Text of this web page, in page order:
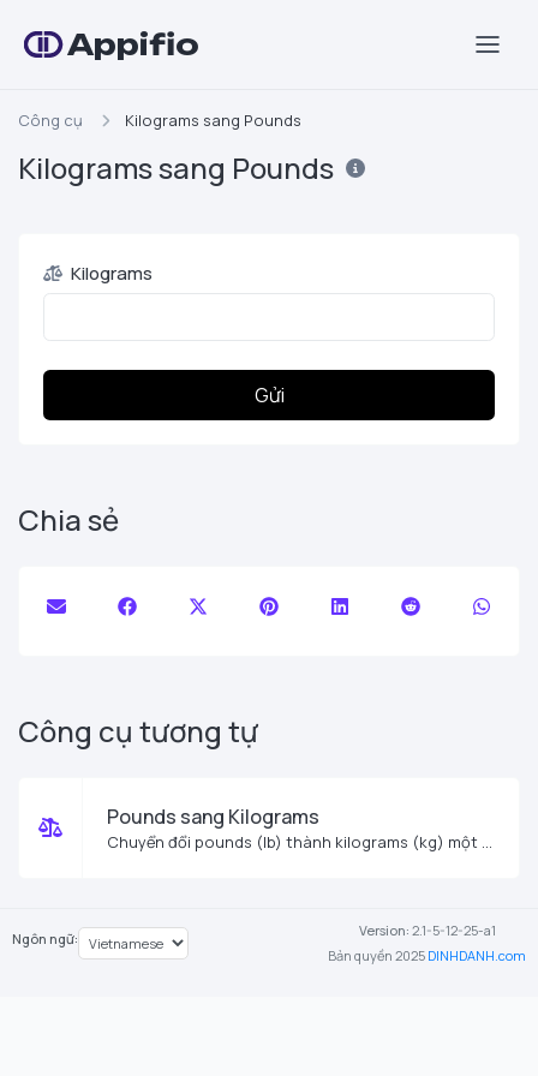
Appifio
Công cụ Kilograms sang Pounds
Kilograms sang Pounds
Kilograms
Gửi
Chia sẻ
Công cụ tương tự
Pounds sang Kilograms
Ngôn ngữ: Version: 2.1-5-12-25-a1
Bản quyền 2025 DINHDANH.com